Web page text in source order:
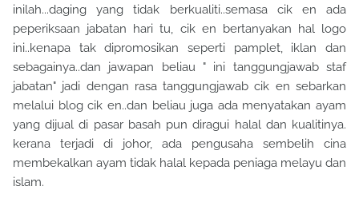
inilah...daging yang tidak berkualiti..semasa cik en ada
peperiksaan jabatan hari tu, cik en bertanyakan hal logo
ini..kenapa tak dipromosikan seperti pamplet, iklan dan
sebagainya..dan jawapan beliau " ini tanggungjawab staf
jabatan" jadi dengan rasa tanggungjawab cik en sebarkan
melalui blog cik en..dan beliau juga ada menyatakan ayam
yang dijual di pasar basah pun diragui halal dan kualitinya.
kerana terjadi di johor, ada pengusaha sembelih cina
membekalkan ayam tidak halal kepada peniaga melayu dan
islam.